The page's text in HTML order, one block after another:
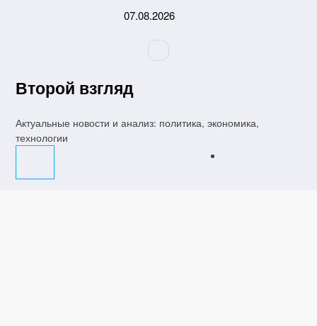
07.08.2026
Второй взгляд
Актуальные новости и анализ: политика, экономика,
технологии